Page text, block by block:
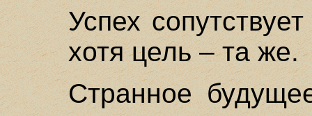
Успех
хотя цель – та же.
Странное